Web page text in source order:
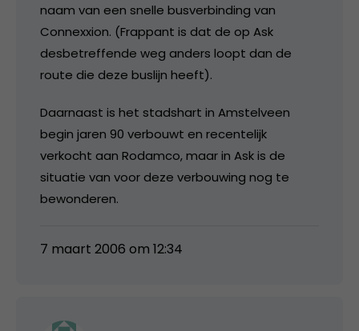
naam van een snelle busverbinding van
Connexxion. (Frappant is dat de op Ask
desbetreffende weg anders loopt dan de
route die deze buslijn heeft).
Daarnaast is het stadshart in Amstelveen
begin jaren 90 verbouwt en recentelijk
verkocht aan Rodamco, maar in Ask is de
situatie van voor deze verbouwing nog te
bewonderen.
7 maart 2006 om 12:34